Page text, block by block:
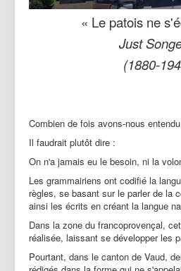
« Le patois ne
Just
(1880-
Combien de fois avons-nous
Il faudrait plutôt dire :
On n'a jamais eu le besoin, ni la
Les grammairiens ont codifié la
règles, se basant sur le parler de la
ainsi les écrits en créant la langue
Dans la zone du francoprovençal,
réalisée, laissant se développer les
Pourtant, dans le canton de Vaud,